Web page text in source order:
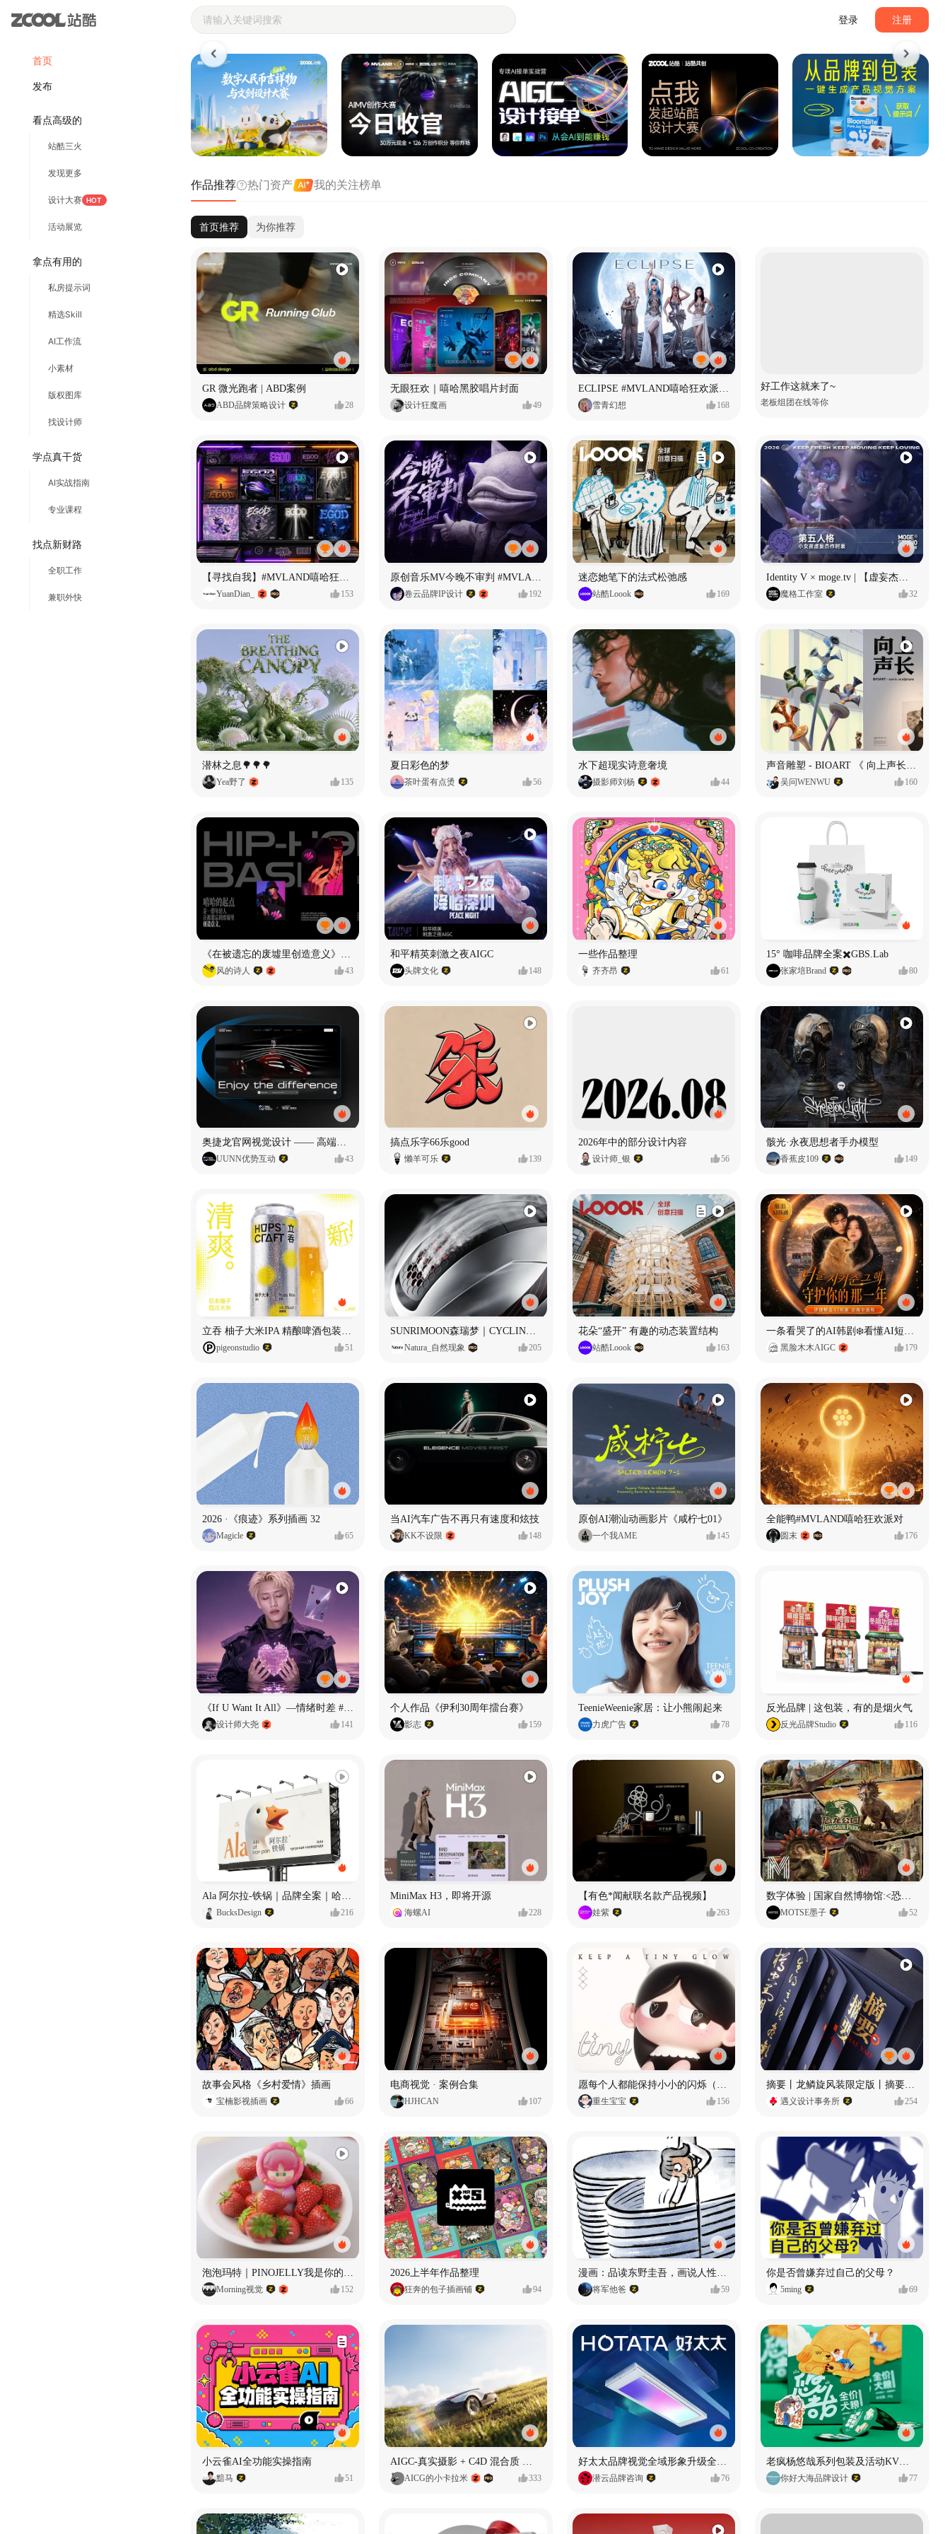
首页
发布
看点高级的
站酷三火
发现更多
设计大赛 HOT
活动展览
拿点有用的
私房提示词
精选Skill
AI工作流
小素材
版权图库
找设计师
学点真干货
AI实战指南
专业课程
找点新财路
全职工作
兼职外快
登录 注册
站酷ZCOOL - 设计师们都在站酷
作品推荐 热门资产 我的关注榜单
首页推荐 为你推荐
GR 微光跑者 | ABD案例
ABD品牌策略设计 28
无眼狂欢｜嘻哈黑胶唱片封面
设计狂魔画 49
ECLIPSE #MVLAND嘻哈狂欢派对 女团MV
雪青幻想 168
好工作这就来了~
老板组团在线等你
YuanDian_ 153 卷云品牌IP设计 192
迷恋她笔下的法式松弛感
站酷Loook 169 魔格工作室 32
潜林之息🌳🌳🌳
Yea野了 135
夏日彩色的梦
茶叶蛋有点烫 56
水下超现实诗意奢境
摄影师刘杨 44
声音雕塑 - BIOART 《 向上声长 》
吴问WENWU 160
风的诗人 43
和平精英刺激之夜AIGC
头牌文化 148
一些作品整理
齐齐昂 61
15° 咖啡品牌全案✖️GBS.Lab
张家培Brand 80
奥捷龙官网视觉设计 —— 高端网站建设
UUNN优势互动 43
搞点乐字66乐good
懒羊可乐 139
2026年中的部分设计内容
设计师_银 56
骸光·永夜思想者手办模型
香蕉皮109 149
pigeonstudio 51 Natura_自然现象 205
花朵“盛开” 有趣的动态装置结构
站酷Loook 163 黑脸木木AIGC 179
2026 ·《痕迹》系列插画 32
Magicle 65
当AI汽车广告不再只有速度和炫技
KK不设限 148
原创AI潮汕动画影片《咸柠七01》
一个我AME 145
全能鸭#MVLAND嘻哈狂欢派对
圆末 176
设计师大尧 141
个人作品《伊利30周年擂台赛》
影志 159
TeenieWeenie家居：让小熊闹起来
力虎广告 78
反光品牌 | 这包装，有的是烟火气
反光品牌Studio 116
Ala 阿尔拉-铁锅｜品牌全案｜哈尔滨
BucksDesign 216
MiniMax H3，即将开源
海螺AI 228
【有色*闻献联名款产品视频】
娃紫 263
数字体验 | 国家自然博物馆:<恐龙公园>沉浸特展
MOTSE墨子 52
故事会风格《乡村爱情》插画
宝楠影视插画 66
电商视觉 · 案例合集
HJHCAN 107 重生宝宝 156 遇义设计事务所 254
泡泡玛特｜PINOJELLY我是你的娃娃系列
Morning视觉 152
2026上半年作品整理
狂奔的包子插画铺 94
漫画：品读东野圭吾，画说人性百态
将军他爸 59
你是否曾嫌弃过自己的父母？
5ming 69
小云雀AI全功能实操指南
黯马 51 AICG的小卡拉米 333 潜云品牌咨询 76 你好大海品牌设计 77